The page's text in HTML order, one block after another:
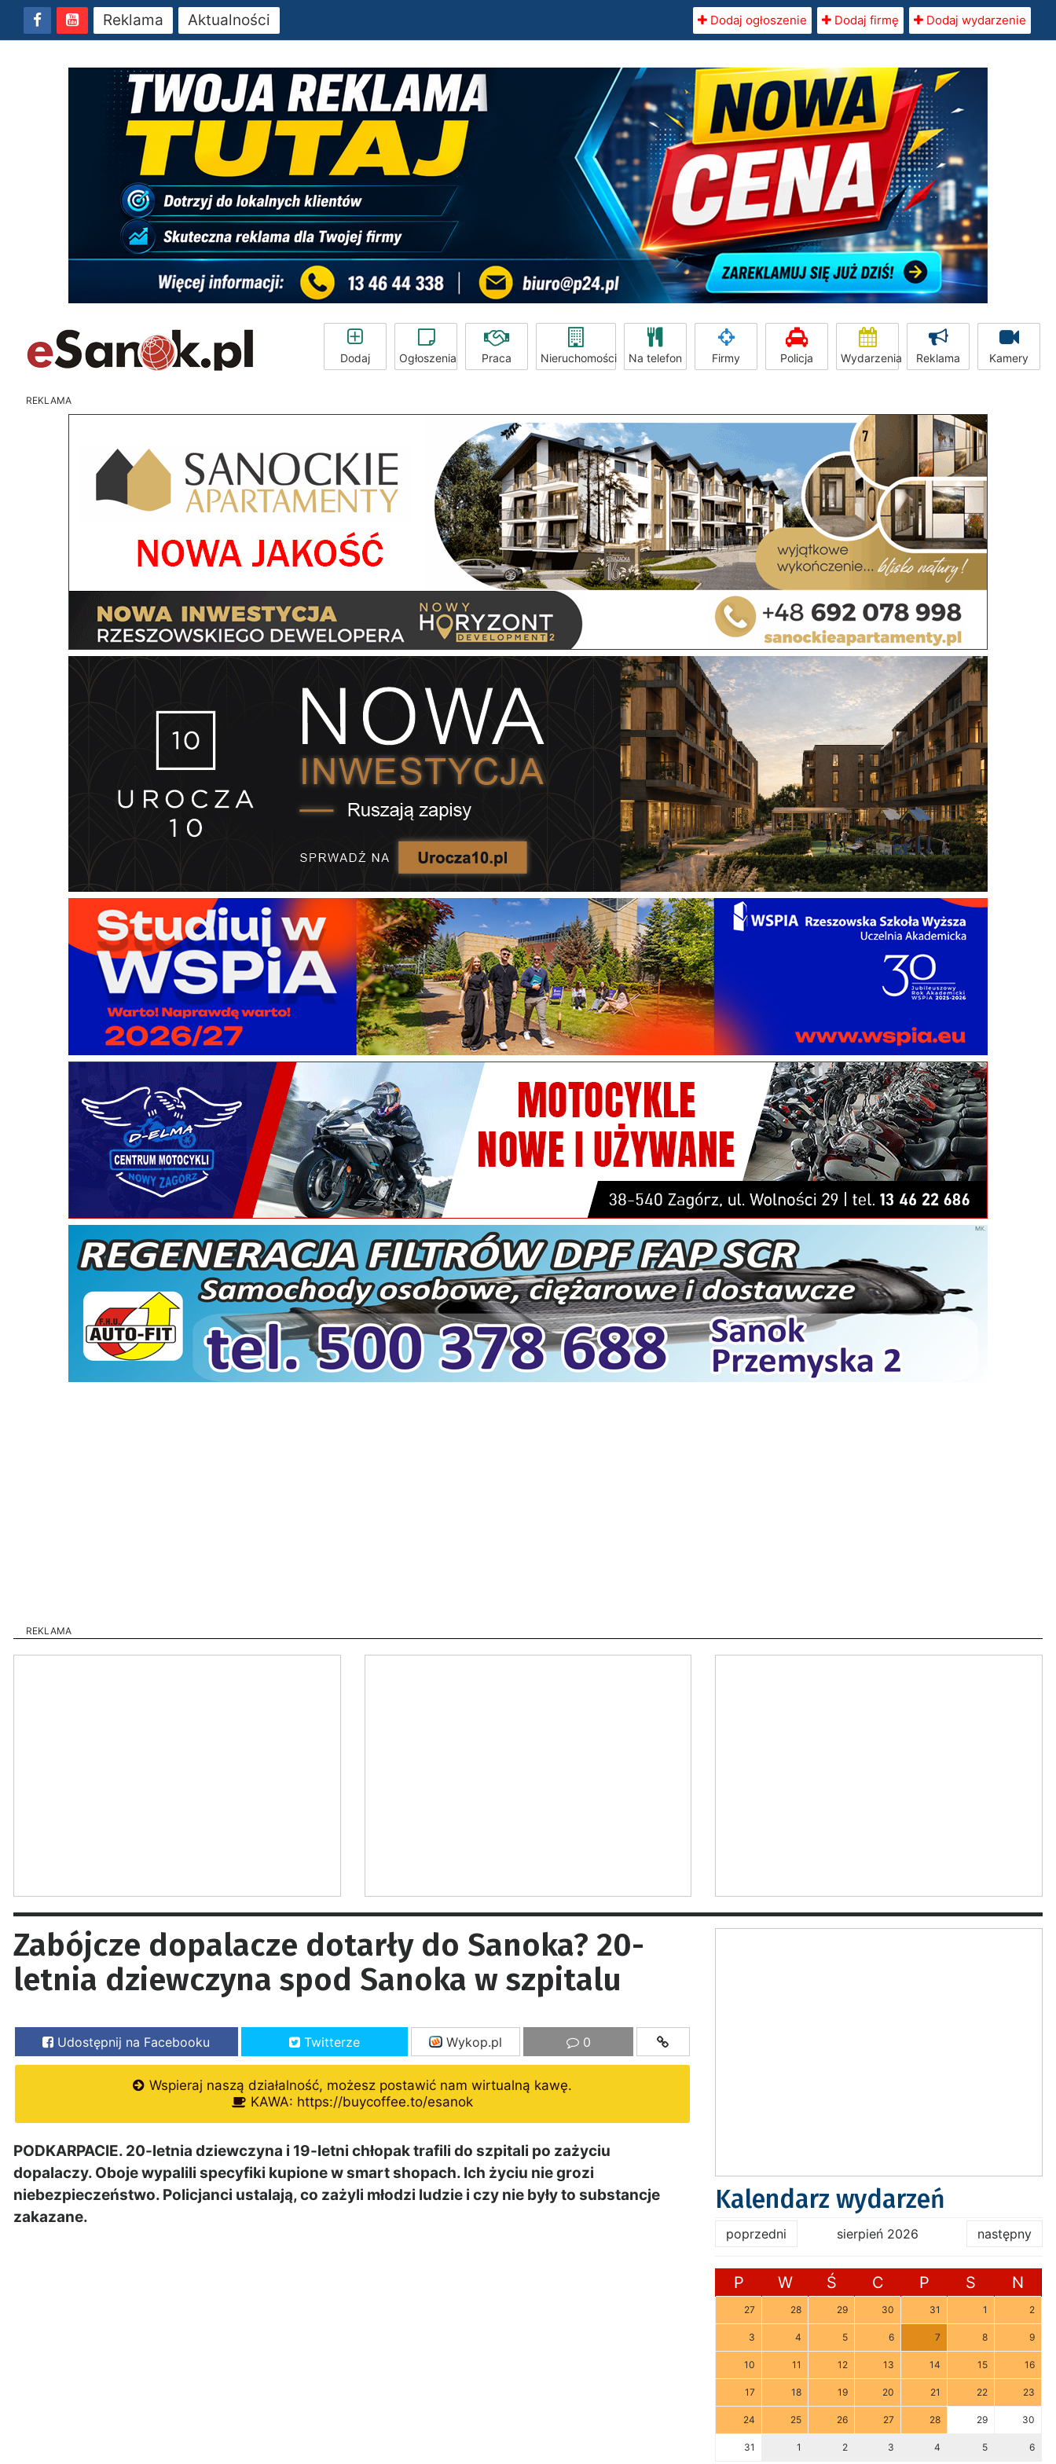
Reklama Aktualności Dodaj ogłoszenie Dodaj firmę Dodaj wydarzenie
Dodaj Ogłoszenia Praca Nieruchomości Na telefon Firmy Policja Wydarzenia Reklama Kamery
REKLAMA
REKLAMA
Zabójcze dopalacze dotarły do Sanoka? 20-
letnia dziewczyna spod Sanoka w szpitalu
Udostępnij na Facebooku Twitterze Wykop.pl 0
Wspieraj naszą działalność, możesz postawić nam wirtualną kawę.
KAWA: https://buycoffee.to/esanok
PODKARPACIE. 20-letnia dziewczyna i 19-letni chłopak trafili do szpitali po zażyciu
dopalaczy. Oboje wypalili specyfiki kupione w smart shopach. Ich życiu nie grozi
niebezpieczeństwo. Policjanci ustalają, co zażyli młodzi ludzie i czy nie były to substancje
zakazane.
Kalendarz wydarzeń
poprzedni sierpień 2026 następny
P W Ś C P S N
27 28 29 30 31 1 2
3 4 5 6 7 8 9
10 11 12 13 14 15 16
17 18 19 20 21 22 23
24 25 26 27 28 29 30
31 1 2 3 4 5 6